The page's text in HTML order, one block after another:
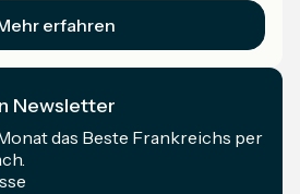
erfahren
Newsletter
das Beste Frankreichs per